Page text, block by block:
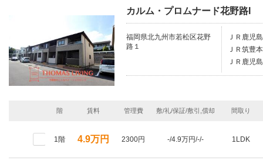
カルム・プロムナード花野路I
福岡県北九州市若松区花野
路１
ＪＲ鹿児
ＪＲ筑豊
ＪＲ鹿児
階 賃料 管理費 敷/礼/保証/敷引,償却 間取り
1階 4.9万円 2300円 -/4.9万円/-/- 1LDK